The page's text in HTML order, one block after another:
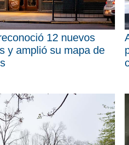
12 nuevos
y amplió su mapa de